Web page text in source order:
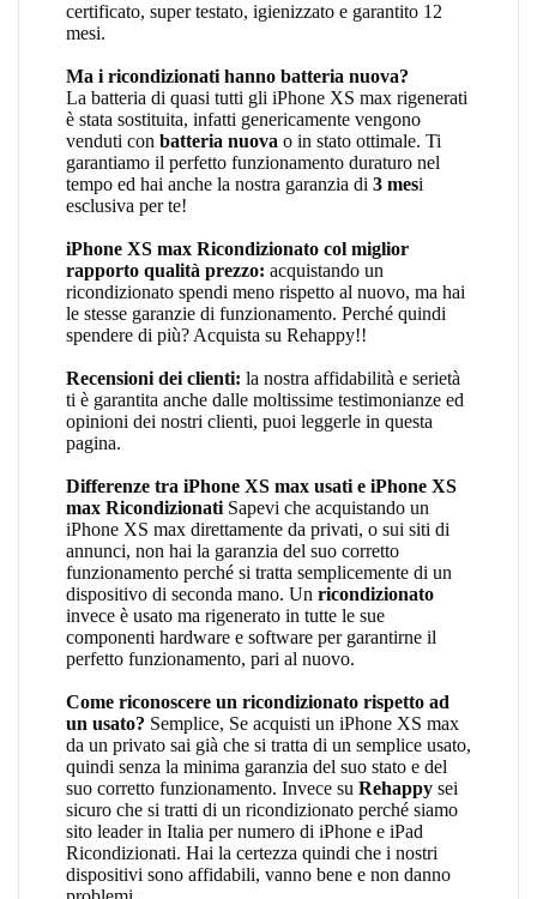
certificato, super testato, igienizzato e garantito 12
mesi.
Ma i ricondizionati hanno batteria nuova?
La batteria di quasi tutti gli iPhone XS max rigenerati
è stata sostituita, infatti genericamente vengono
venduti con batteria nuova o in stato ottimale. Ti
garantiamo il perfetto funzionamento duraturo nel
tempo ed hai anche la nostra garanzia di 3 mesi
esclusiva per te!
iPhone XS max Ricondizionato col miglior
rapporto qualità prezzo: acquistando un
ricondizionato spendi meno rispetto al nuovo, ma hai
le stesse garanzie di funzionamento. Perché quindi
spendere di più? Acquista su Rehappy!!
Recensioni dei clienti: la nostra affidabilità e serietà
ti è garantita anche dalle moltissime testimonianze ed
opinioni dei nostri clienti, puoi leggerle in questa
pagina.
Differenze tra iPhone XS max usati e iPhone XS
max Ricondizionati Sapevi che acquistando un
iPhone XS max direttamente da privati, o sui siti di
annunci, non hai la garanzia del suo corretto
funzionamento perché si tratta semplicemente di un
dispositivo di seconda mano. Un ricondizionato
invece è usato ma rigenerato in tutte le sue
componenti hardware e software per garantirne il
perfetto funzionamento, pari al nuovo.
Come riconoscere un ricondizionato rispetto ad
un usato? Semplice, Se acquisti un iPhone XS max
da un privato sai già che si tratta di un semplice usato,
quindi senza la minima garanzia del suo stato e del
suo corretto funzionamento. Invece su Rehappy sei
sicuro che si tratti di un ricondizionato perché siamo
sito leader in Italia per numero di iPhone e iPad
Ricondizionati. Hai la certezza quindi che i nostri
dispositivi sono affidabili, vanno bene e non danno